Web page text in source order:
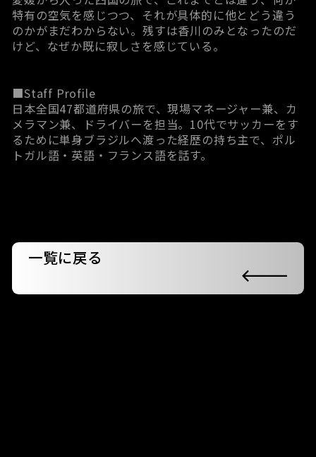
特有の空気を感じつつ、それが具体的に他とどう違う
のかがまだわからない。残すは香川のみとなったのだ
けど、なぜか既に寂しさを感じている。
■Staff Profile
日本全国47都道府県の旅で、現場マネージャー兼、カ
メラマン兼、ドライバーを担当。10代でサッカーをす
るために単身ブラジルへ渡った経歴の持ち主で、ポル
トガル語・英語・フランス語を話す。
一覧に戻る